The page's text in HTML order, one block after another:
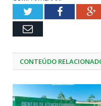
TwitterFacebook
Email
CONTEÚDO